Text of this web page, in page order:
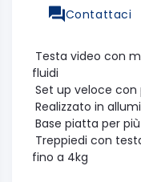
Contattaci
Testa video con
fluidi
Set up veloce con
Realizzato in
Base piatta per
Treppiedi con
fino a 4kg